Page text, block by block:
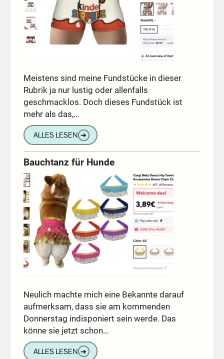
Meistens sind meine Fundstücke in dieser
Rubrik ja nur lustig oder allenfalls
geschmacklos. Doch dieses Fundstück ist
mehr als das,…
ALLES LESEN ➔
Bauchtanz für Hunde
Neulich machte mich eine Bekannte darauf
aufmerksam, dass sie am kommenden
Donnerstag indisponiert sein werde. Das
könne sie jetzt schon…
ALLES LESEN ➔